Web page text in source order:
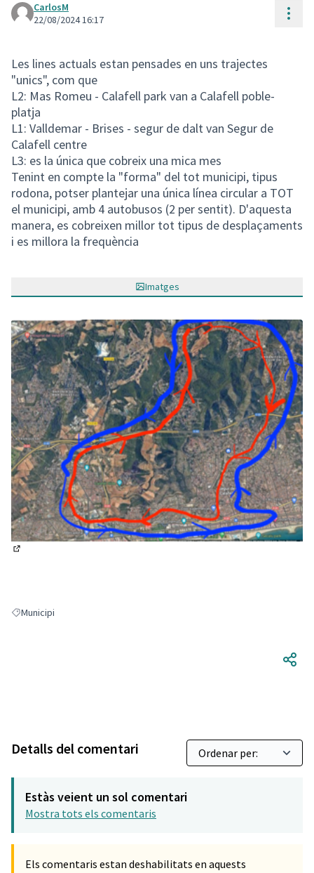
CarlosM
22/08/2024 16:17
Les lines actuals estan pensades en uns trajectes
"unics", com que
L2: Mas Romeu - Calafell park van a Calafell poble-
platja
L1: Valldemar - Brises - segur de dalt van Segur de
Calafell centre
L3: es la única que cobreix una mica mes
Tenint en compte la "forma" del tot municipi, tipus
rodona, potser plantejar una única línea circular a TOT
el municipi, amb 4 autobusos (2 per sentit). D'aquesta
manera, es cobreixen millor tot tipus de desplaçaments
i es millora la frequència
Imatges
Resultats en filtrar per: Municipi
Municipi
Detalls del comentari
Estàs veient un sol comentari
Mostra tots els comentaris
Els comentaris estan deshabilitats en aquests